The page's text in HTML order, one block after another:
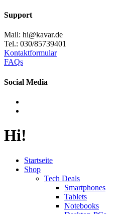
Support
Mail: hi@kavar.de
Tel.: 030/85739401
Kontaktformular
FAQs
Social Media
Hi!
Startseite
Shop
Tech Deals
Smartphones
Tablets
Notebooks